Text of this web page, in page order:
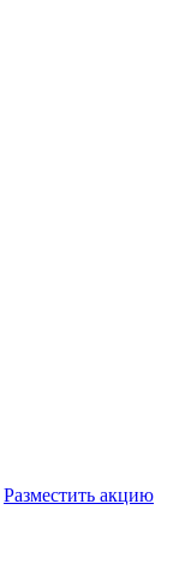
Разместить акцию